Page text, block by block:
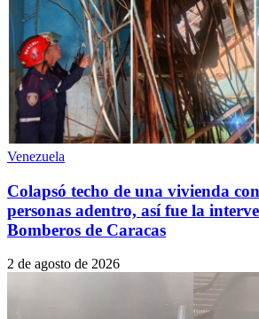
Venezuela
Colapsó techo de una vivienda
personas adentro, así fue la
Bomberos de Caracas
2 de agosto de 2026